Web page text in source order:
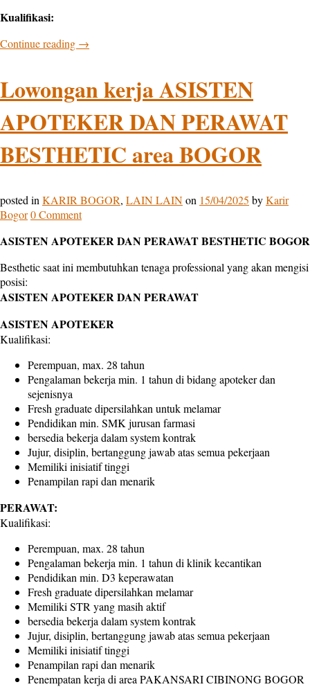
Kualifikasi:
Continue reading →
Lowongan kerja ASISTEN
APOTEKER DAN PERAWAT
BESTHETIC area BOGOR
posted in KARIR BOGOR, LAIN LAINon 15/04/2025 byKarir
Bogor0 Comment
ASISTEN APOTEKER DAN PERAWAT BESTHETIC BOGOR
Besthetic saat ini membutuhkan tenaga professional yang akan mengisi
posisi:
ASISTEN APOTEKER DAN PERAWAT
ASISTEN APOTEKER
Kualifikasi:
Perempuan, max. 28 tahun
Pengalaman bekerja min. 1 tahun di bidang apoteker dan
sejenisnya
Fresh graduate dipersilahkan untuk melamar
Pendidikan min. SMK jurusan farmasi
bersedia bekerja dalam system kontrak
Jujur, disiplin, bertanggung jawab atas semua pekerjaan
Memiliki inisiatif tinggi
Penampilan rapi dan menarik
PERAWAT:
Kualifikasi:
Perempuan, max. 28 tahun
Pengalaman bekerja min. 1 tahun di klinik kecantikan
Pendidikan min. D3 keperawatan
Fresh graduate dipersilahkan melamar
Memiliki STR yang masih aktif
bersedia bekerja dalam system kontrak
Jujur, disiplin, bertanggung jawab atas semua pekerjaan
Memiliki inisiatif tinggi
Penampilan rapi dan menarik
Penempatan kerja di area PAKANSARI CIBINONG BOGOR